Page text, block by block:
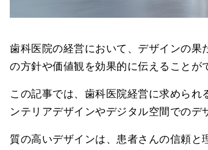
歯科医院の経営において、デザインの
の方針や価値観を効果的に伝えることが
この記事では、歯科医院経営に求めら
ンテリアデザインやデジタル空間でのデ
質の高いデザインは、患者さんの信頼